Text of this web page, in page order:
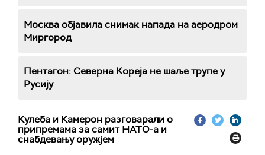
Москва објавила снимак напада на аеродром
Миргород
Пентагон: Северна Кореја не шаље трупе у
Русију
Кулеба и Камерон разговарали о
припремама за самит НАТО-а и
снабдевању оружјем